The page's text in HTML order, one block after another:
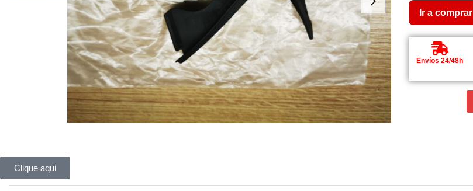
Ir a comprar
Envíos 24/48h
Clique aqui